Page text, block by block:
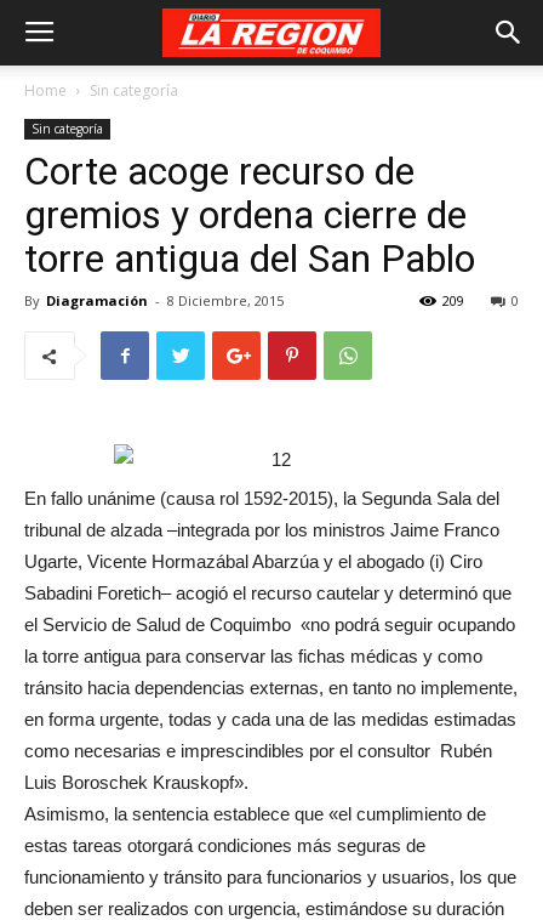
Home Sin categoría
Sin categoría
Corte acoge recurso de
gremios y ordena cierre de
torre antigua del San Pablo
By Diagramación - 8 Diciembre, 2015 0
209
En fallo unánime (causa rol 1592-2015), la Segunda Sala del
tribunal de alzada –integrada por los ministros Jaime Franco
Ugarte, Vicente Hormazábal Abarzúa y el abogado (i) Ciro
Sabadini Foretich– acogió el recurso cautelar y determinó que
el Servicio de Salud de Coquimbo «no podrá seguir ocupando
la torre antigua para conservar las fichas médicas y como
tránsito hacia dependencias externas, en tanto no implemente,
en forma urgente, todas y cada una de las medidas estimadas
como necesarias e imprescindibles por el consultor Rubén
Luis Boroschek Krauskopf».
Asimismo, la sentencia establece que «el cumplimiento de
estas tareas otorgará condiciones más seguras de
funcionamiento y tránsito para funcionarios y usuarios, los que
deben ser realizados con urgencia, estimándose su duración